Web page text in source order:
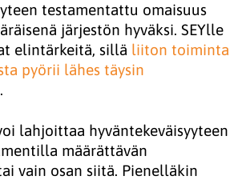
testamentattu omaisuus
järjestön hyväksi. SEYlle
elintärkeitä, sillä liiton toiminta
pyörii lähes täysin
.
lahjoittaa hyväntekeväisyyteen
määrättävän
vain osan siitä. Pienelläkin